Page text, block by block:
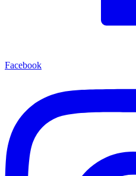
Facebook